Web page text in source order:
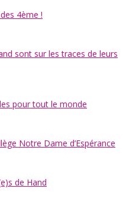
4ème !
sont sur les traces de leurs
pour tout le monde
Notre Dame d’Espérance
de Hand